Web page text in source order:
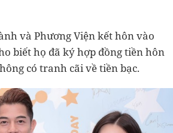
và Phương Viện kết hôn vào
biết họ đã ký hợp đồng tiền hôn
có tranh cãi về tiền bạc.